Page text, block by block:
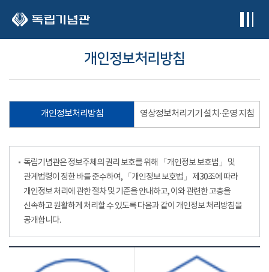
개인정보처리방침
개인정보처리방침 영상정보처리기기 설치·운영 지침
독립기념관은 정보주체의 권리 보호를 위해 「개인정보 보호법」 및
관계법령이 정한 바를 준수하여, 「개인정보 보호법」 제30조에 따라
개인정보 처리에 관한 절차 및 기준을 안내하고, 이와 관련한 고충을
신속하고 원활하게 처리할 수 있도록 다음과 같이 개인정보 처리방침을
공개합니다.